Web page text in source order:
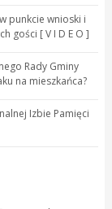
punkcie wnioski i
gości [ V I D E O ]
Rady Gminy
na mieszkańca?
Izbie Pamięci